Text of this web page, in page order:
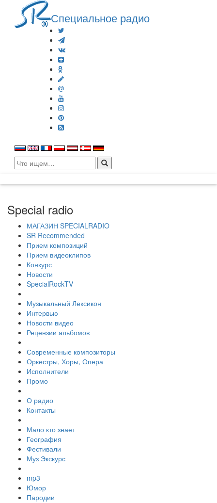
Специальное радио
Search
for:
Special radio
МАГАЗИН SPECIALRADIO
SR Recommended
Прием композиций
Прием видеоклипов
Конкурс
Новости
SpecialRockTV
Музыкальный Лексикон
Интервью
Новости видео
Рецензии альбомов
Современные композиторы
Оркестры, Хоры, Опера
Исполнители
Промо
О радио
Контакты
Мало кто знает
География
Фестивали
Муз Экскурс
mp3
Юмор
Пародии